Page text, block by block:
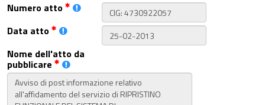
Numero atto
Data atto
Nome dell'atto da
pubblicare